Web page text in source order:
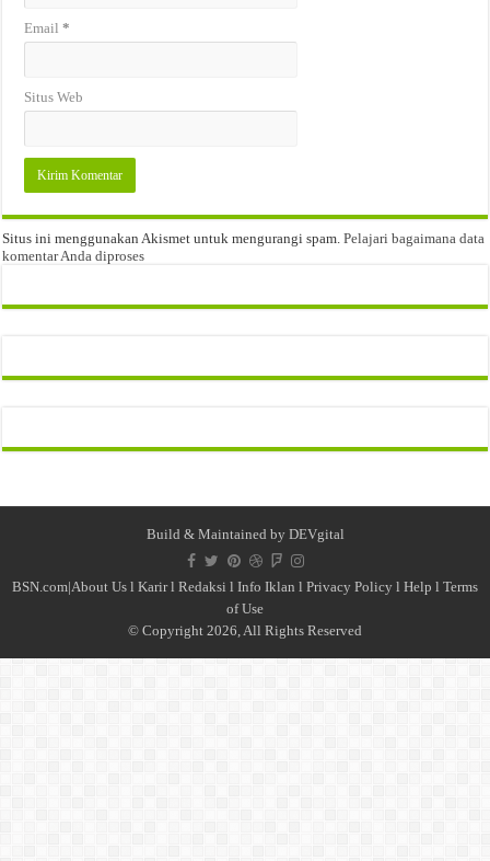
Email*
Situs Web
Situs ini menggunakan Akismet untuk mengurangi spam.Pelajari bagaimana data
komentar Anda diproses
Build & Maintained by DEVgital
BSN.com|About Us l Karirl Redaksi l Info Iklan l Privacy Policy l Help l Terms
of Use
© Copyright 2026, All Rights Reserved